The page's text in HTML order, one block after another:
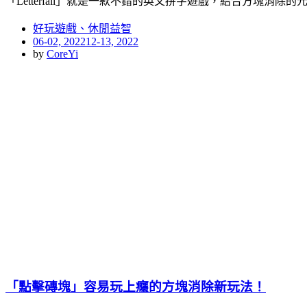
好玩遊戲、休閒益智
Posted
on
06-02, 202212-13, 2022
by CoreYi
「點擊磚塊」容易玩上癮的方塊消除新玩法！